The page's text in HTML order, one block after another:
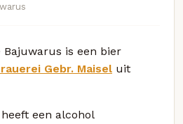
Bajuwarus is een bier
Gebr. Maisel uit
heeft een alcohol